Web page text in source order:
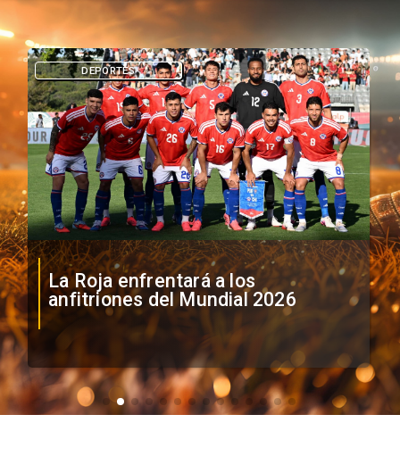
La Roja enfrentará a los
anfitriones del Mundial 2026
DEPORTES